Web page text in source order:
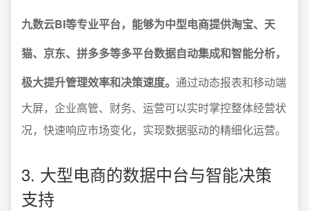
九数云BI等专业平台，能够为中型电商提供淘宝、天
猫、京东、拼多多等多平台数据自动集成和智能分析，
极大提升管理效率和决策速度。 通过动态报表和移动端
大屏，企业高管、财务、运营可以实时掌控整体经营状
况，快速响应市场变化，实现数据驱动的精细化运营。
3. 大型电商的数据中台与智能决策
支持